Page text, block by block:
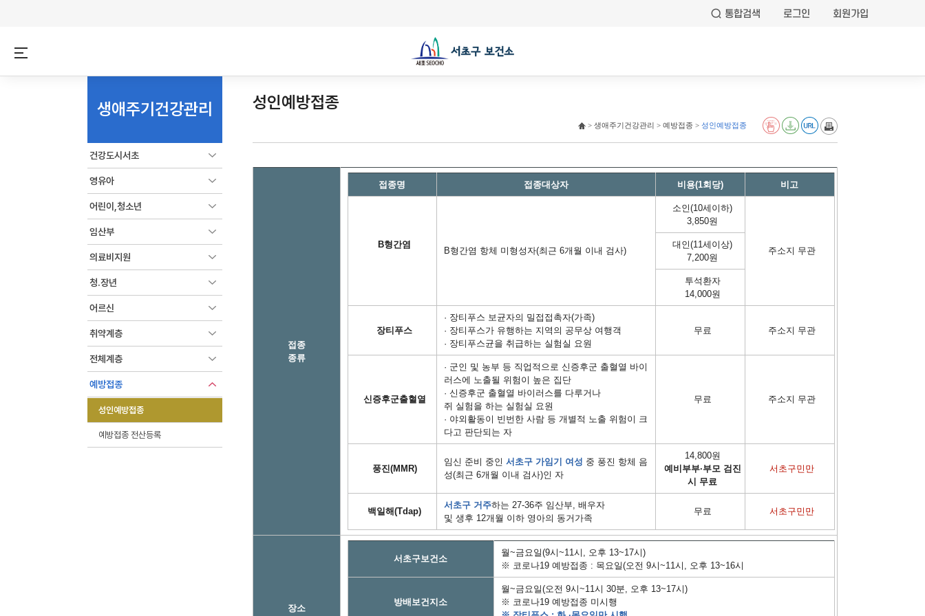
통합검색 로그인 회원가입
생애주기건강관리
건강도시서초
영유아
어린이,청소년
임산부
의료비지원
청.장년
어르신
취약계층
전체계층
예방접종
성인예방접종
예방접종 전산등록
성인예방접종
> 생애주기건강관리 > 예방접종 > 성인예방접종
접종
종류
접종명 접종대상자 비용(1회당) 비고
B형간염
B형간염 항체 미형성자(최근 6개월 이내 검사)
소인(10세이하)
3,850원
주소지 무관
대인(11세이상)
7,200원
투석환자
14,000원
장티푸스
· 장티푸스 보균자의 밀접접촉자(가족)
· 장티푸스가 유행하는 지역의 공무상 여행객
· 장티푸스균을 취급하는 실험실 요원
무료 주소지 무관
신증후군출혈열
· 군인 및 농부 등 직업적으로 신증후군 출혈열 바이
러스에 노출될 위험이 높은 집단
· 신증후군 출혈열 바이러스를 다루거나
쥐 실험을 하는 실험실 요원
· 야외활동이 빈번한 사람 등 개별적 노출 위험이 크
다고 판단되는 자
무료 주소지 무관
풍진(MMR)
임신 준비 중인 서초구 가임기 여성 중 풍진 항체 음
성(최근 6개월 이내 검사)인 자
14,800원
예비부부·부모 검진
시 무료
서초구민만
백일해(Tdap)
서초구 거주하는 27-36주 임산부, 배우자
및 생후 12개월 이하 영아의 동거가족
무료 서초구민만
장소
서초구보건소
월~금요일(9시~11시, 오후 13~17시)
※ 코로나19 예방접종 : 목요일(오전 9시~11시, 오후 13~16시
방배보건지소
월~금요일(오전 9시~11시 30분, 오후 13~17시)
※ 코로나19 예방접종 미시행